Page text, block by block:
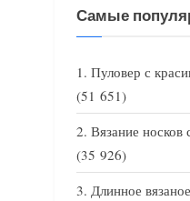
Самые
Пуловер с
(51 651)
Вязание носков
(35 926)
Длинное